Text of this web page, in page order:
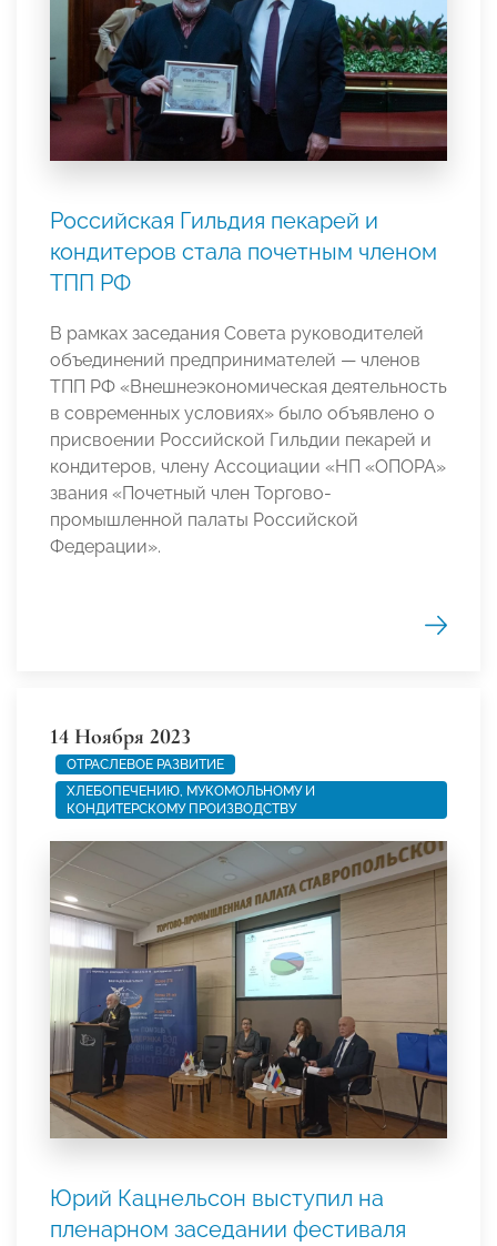
Российская Гильдия пекарей и
кондитеров стала почетным членом
ТПП РФ
В рамках заседания Совета руководителей
объединений предпринимателей — членов
ТПП РФ «Внешнеэкономическая деятельность
в современных условиях» было объявлено о
присвоении Российской Гильдии пекарей и
кондитеров, члену Ассоциации «НП «ОПОРА»
звания «Почетный член Торгово-
промышленной палаты Российской
Федерации».
14 Ноября 2023
ОТРАСЛЕВОЕ РАЗВИТИЕ
ХЛЕБОПЕЧЕНИЮ, МУКОМОЛЬНОМУ И
КОНДИТЕРСКОМУ ПРОИЗВОДСТВУ
Юрий Кацнельсон выступил на
пленарном заседании фестиваля